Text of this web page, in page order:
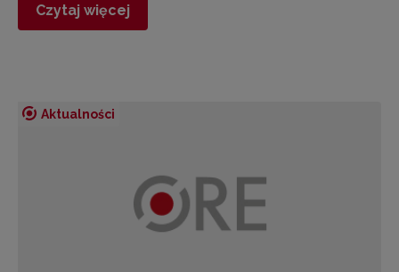
Czytaj więcej
Aktualności